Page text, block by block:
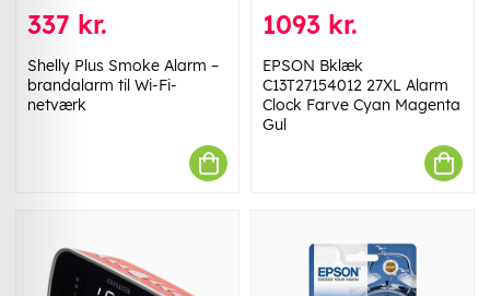
337 kr.
Shelly Plus Smoke Alarm –
brandalarm til Wi-Fi-
netværk
1093 kr.
EPSON Bklæk
C13T27154012 27XL Alarm
Clock Farve Cyan Magenta
Gul